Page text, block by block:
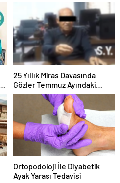
25 Yıllık Miras Davasında
Gözler Temmuz Ayındaki
Karar Duruşmasına Çevrildi
Ortopodoloji İle Diyabetik
Ayak Yarası Tedavisi